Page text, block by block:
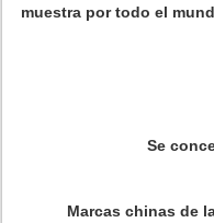
muestra por todo el
Se
Marcas chinas de